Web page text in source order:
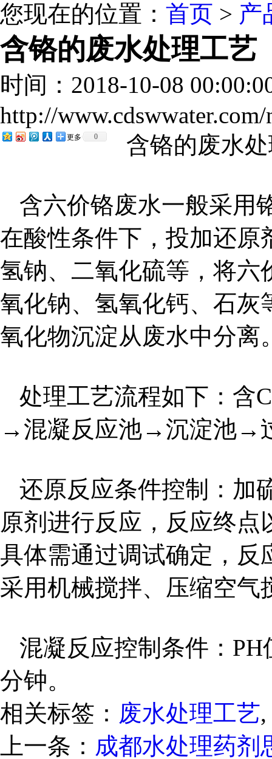
您现在的位置： 首页 > 产
含铬的废水处理工艺
时间：2018-10-08
http://
更多 0 含铬的废水
含六价铬废水一般采用
在酸性条件下，投加还原
氢钠、二氧化硫等，将六
氧化钠、氢氧化钙、石灰
氧化物沉淀从废水中分离
处理工艺流程如下：
→混凝反应池→沉淀池→
还原反应条件控制：加
原剂进行反应，反应终点
具体需通过调试确定，反
采用机械搅拌、压缩空气
混凝反应控制条件：
分钟。
相关标签： 废水处理工艺,
上一条： 成都水处理药剂